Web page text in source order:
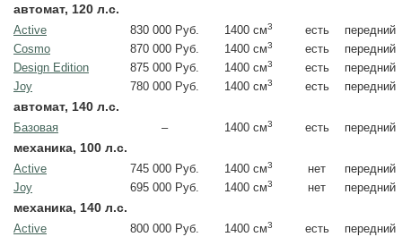
автомат, 120 л.с.
Active 830 000 Руб. 1400 см3 есть
передний
Cosmo
870 000 Руб. 1400 см3 есть
передний
Design Edition
875 000 Руб. 1400 см3 есть
передний
Joy
780 000 Руб. 1400 см3 есть передний
автомат, 140 л.с.
Базовая – 1400 см3 есть передний
механика, 100 л.с.
Active 745 000 Руб. 1400 см3 нет
передний
Joy
695 000 Руб. 1400 см3 нет передний
механика, 140 л.с.
Active 800 000 Руб. 1400 см3 есть
передний